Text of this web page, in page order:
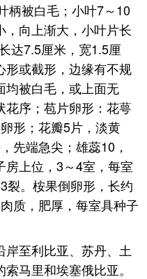
柄被白毛；小叶7～10
，向上渐大，小叶片长
达7.5厘米，宽1.5厘
形或截形，边缘有不规
均被白毛，或上面无
花序；苞片卵形：花萼
形；花瓣5片，淡黄
先端急尖；雄蕊10，
上位，3～4室，每室
裂。桉果倒卵形，长约
质，肥厚，每室具种子
岸至利比亚、苏丹、土
马里和埃塞俄比亚。